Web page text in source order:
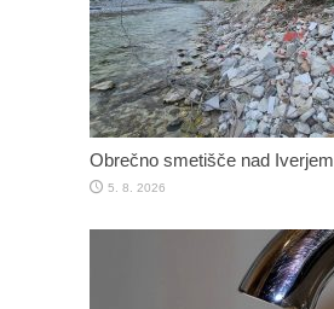
Obrečno smetišče nad Iverjem
5. 8. 2026